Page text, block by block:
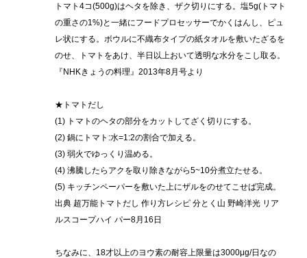
トマト4コ(500g)はヘタを除き、ザク切りにする。塩5g(トマト
の重さの1%)と一緒にフードプロセッサーでかくはんし、ピュ
レ状にする。ボウルに不織布タイプの紙タオルを敷いたざるを
のせ、トマトをあけ、半日以上おいて透明な水分をこし取る。
『NHKきょうの料理』2013年8月号より
★トマトだし
(1) トマトのヘタの部分をカットしてざく切りにする。
(2) 鍋にトマト:水=1:2の割合で加える。
(3) 弱火でゆっくり温める。
(4) 沸騰したらアクを取り除きながら5~10分煮立たせる。
(5) キッチンペーパーを敷いた上にザルをのせてこせば完成。
出典 超万能トマトだし 作り方レシピ 分とく山 野崎洋光 リア
ルスコープハイ パー8月16日
ちなみに、18才以上のヨウ素の耐容上限量は3000μg/日なの